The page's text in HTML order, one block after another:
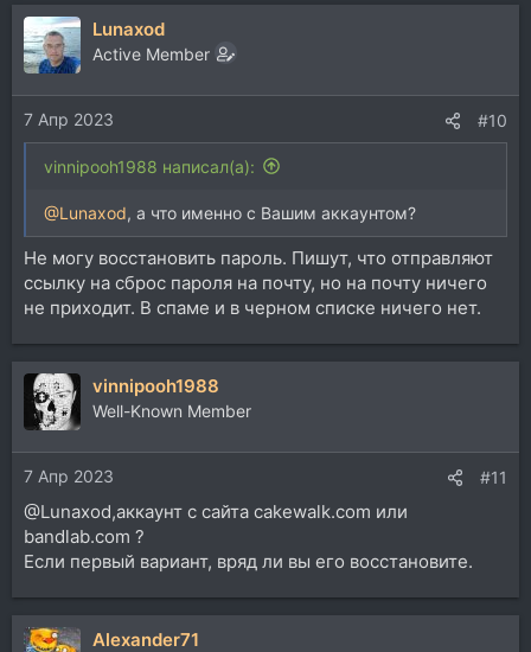
Lunaxod
Active Member
7 Апр 2023 #10
vinnipooh1988 написал(а):
@Lunaxod, а что именно с Вашим аккаунтом?
Не могу восстановить пароль. Пишут, что отправляют
ссылку на сброс пароля на почту, но на почту ничего
не приходит. В спаме и в черном списке ничего нет.
vinnipooh1988
Well-Known Member
7 Апр 2023 #11
@Lunaxod,аккаунт с сайта cakewalk.com или
bandlab.com ?
Если первый вариант, вряд ли вы его восстановите.
Alexander71